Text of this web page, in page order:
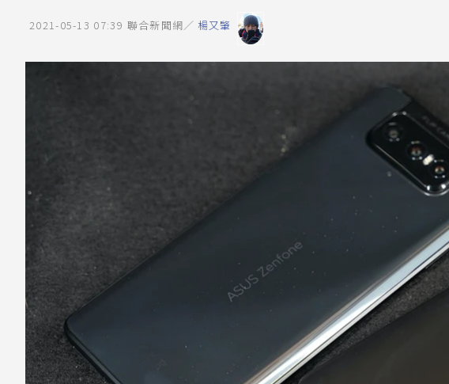
2021-05-13 07:39 聯合新聞網／ 楊又肇